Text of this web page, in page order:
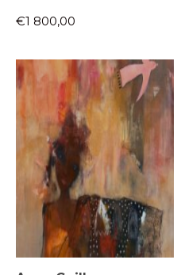
Adresse email*
€1 800,00